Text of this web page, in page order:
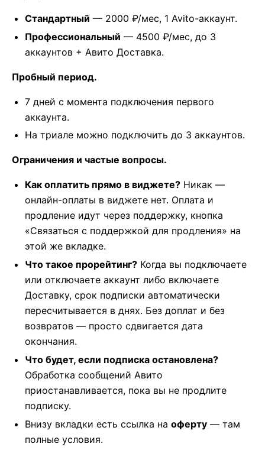
Стандартный — 2000 ₽/мес, 1 Avito-аккаунт.
Профессиональный — 4500 ₽/мес, до 3
аккаунтов + Авито Доставка.
Пробный период.
7 дней с момента подключения первого
аккаунта.
На триале можно подключить до 3 аккаунтов.
Ограничения и частые вопросы.
Как оплатить прямо в виджете? Никак —
онлайн-оплаты в виджете нет. Оплата и
продление идут через поддержку, кнопка
«Связаться с поддержкой для продления» на
этой же вкладке.
Что такое прорейтинг? Когда вы подключаете
или отключаете аккаунт либо включаете
Доставку, срок подписки автоматически
пересчитывается в днях. Без доплат и без
возвратов — просто сдвигается дата
окончания.
Что будет, если подписка остановлена?
Обработка сообщений Авито
приостанавливается, пока вы не продлите
подписку.
Внизу вкладки есть ссылка наоферту — там
полные условия.